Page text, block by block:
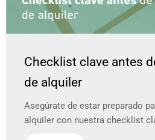
Checklist clave antes
de alquiler
Asegúrate de estar preparado
alquiler con nuestra checklist